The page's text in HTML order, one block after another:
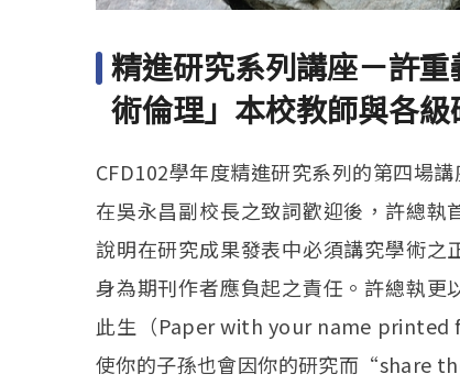
精進研究系列講座－許
術倫理」本校教師與各
CFD102學年度精進研究系列的第四場
在吳永昌副校長之致詞歡迎後，許總執
說明在研究成果發表中必須講究學術
身為期刊作者應負起之責任。許總執
此生（Paper with your name
使你的子孫也會因你的研究而“share